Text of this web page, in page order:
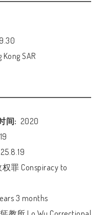
SAR
间: 2020
罪 Conspiracy to
3 months